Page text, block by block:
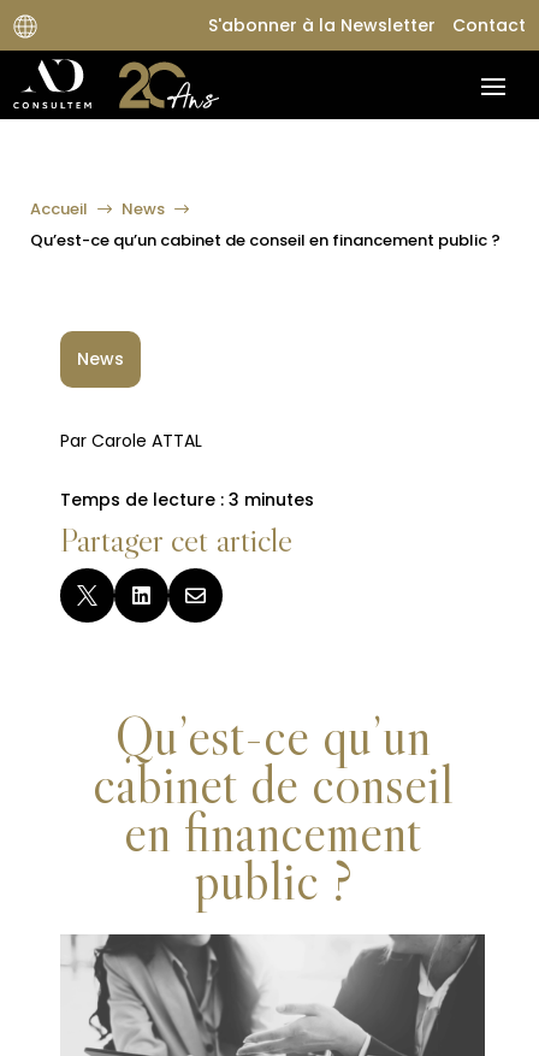
S'abonner à la Newsletter Contact
Accueil $ News $
Qu’est-ce qu’un cabinet de conseil en financement public ?
News
Par Carole ATTAL
Temps de lecture : 3 minutes
Partager cet article
  
Qu’est-ce qu’un
cabinet de conseil
en financement
public ?